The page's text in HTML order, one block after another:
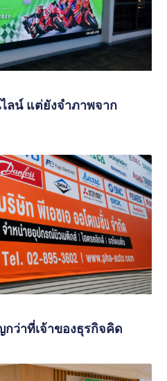
น์ แต่ยังจำภาพจาก
ว่าที่เจ้าของธุรกิจคิด